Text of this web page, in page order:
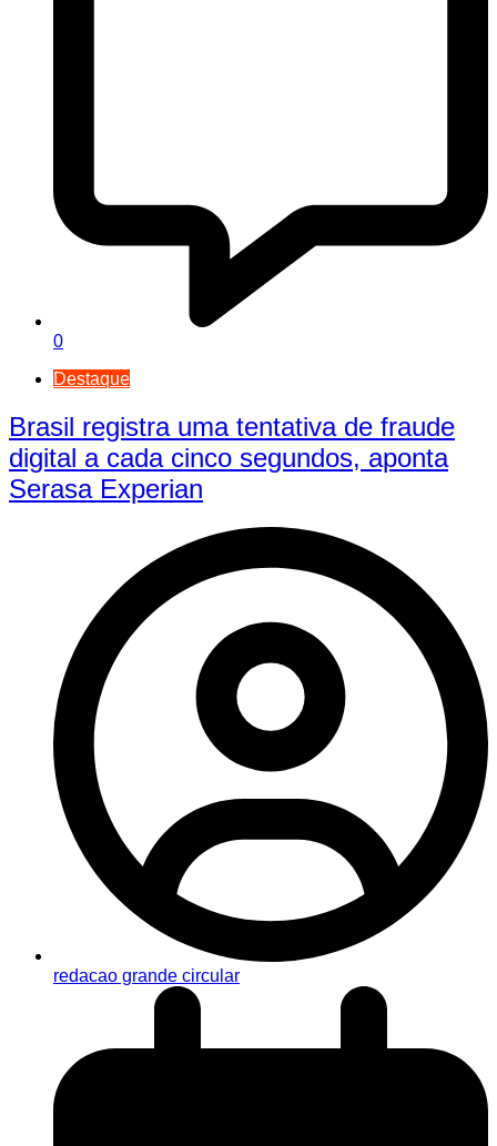
0
Destaque
Brasil registra uma tentativa de fraude
digital a cada cinco segundos, aponta
Serasa Experian
redacao grande circular